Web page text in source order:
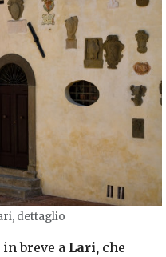
dettaglio
breve a Lari, che